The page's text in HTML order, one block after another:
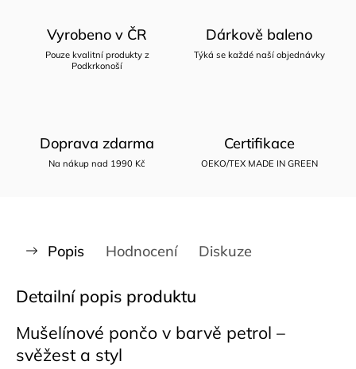
Vyrobeno v ČR
Pouze kvalitní produkty z
Podkrkonoší
Dárkově baleno
Týká se každé naší objednávky
Doprava zdarma
Na nákup nad 1990 Kč
Certifikace
OEKO/TEX MADE IN GREEN
Popis Hodnocení Diskuze
Detailní popis produktu
Mušelínové pončo v barvě petrol –
svěžest a styl